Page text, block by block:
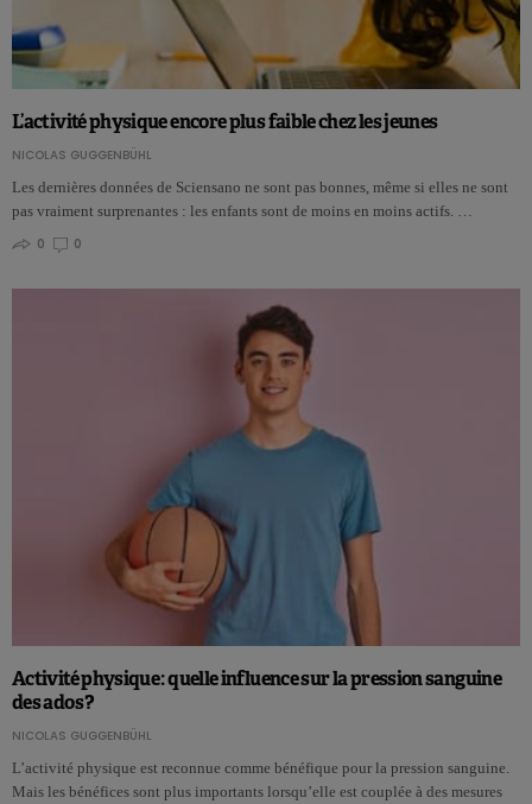
L’activité physique encore plus faible chez les jeunes
NICOLAS GUGGENBÜHL
Les dernières données de Sciensano ne sont pas bonnes, même si elles ne sont
pas vraiment surprenantes : les enfants sont de moins en moins actifs. …
0
0
Activité physique : quelle influence sur la pression sanguine
des ados ?
NICOLAS GUGGENBÜHL
L’activité physique est reconnue comme bénéfique pour la pression sanguine.
Mais les bénéfices sont plus importants lorsqu’elle est couplée à des mesures